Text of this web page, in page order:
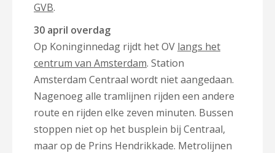
GVB.
30 april overdag
Op Koninginnedag rijdt het OV langs het
centrum van Amsterdam. Station
Amsterdam Centraal wordt niet aangedaan.
Nagenoeg alle tramlijnen rijden een andere
route en rijden elke zeven minuten. Bussen
stoppen niet op het busplein bij Centraal,
maar op de Prins Hendrikkade. Metrolijnen